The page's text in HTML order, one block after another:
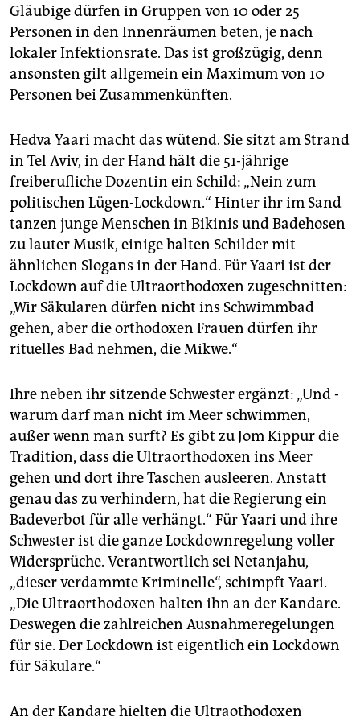
Gläubige dürfen in Gruppen von 10 oder 25
Personen in den Innenräumen beten, je nach
lokaler Infektionsrate. Das ist großzügig, denn
ansonsten gilt allgemein ein Maximum von 10
Personen bei Zusammenkünften.
Hedva Yaari macht das wütend. Sie sitzt am Strand
in Tel Aviv, in der Hand hält die 51-jährige
freiberufliche Dozentin ein Schild: „Nein zum
politischen Lügen-Lockdown.“ Hinter ihr im Sand
tanzen junge Menschen in Bikinis und Badehosen
zu lauter Musik, einige halten Schilder mit
ähnlichen Slogans in der Hand. Für Yaari ist der
Lockdown auf die Ultraorthodoxen zugeschnitten:
„Wir Säkularen dürfen nicht ins Schwimmbad
gehen, aber die orthodoxen Frauen dürfen ihr
rituelles Bad nehmen, die Mikwe.“
Ihre neben ihr sitzende Schwes­ter ergänzt: „Und ­
warum darf man nicht im Meer schwimmen,
außer wenn man surft? Es gibt zu Jom Kippur die
Tradition, dass die Ultra­ortho­doxen ins Meer
gehen und dort ihre Taschen ausleeren. Anstatt
genau das zu verhindern, hat die Regierung ein
Badeverbot für alle verhängt.“ Für Yaari und ihre
Schwester ist die ganze Lock­down­regelung voller
Widersprüche. Verantwortlich sei Netanjahu,
„dieser verdammte Kriminelle“, schimpft Yaari.
„Die Ultraorthodoxen halten ihn an der Kandare.
Deswegen die zahlreichen Ausnahmeregelungen
für sie. Der Lockdown ist eigentlich ein Lockdown
für Säkulare.“
An der Kandare hielten die Ultraothodoxen